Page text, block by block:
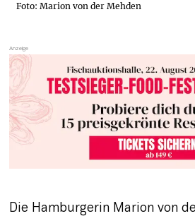
Foto: Marion von der Mehden
Die Hamburgerin Marion von